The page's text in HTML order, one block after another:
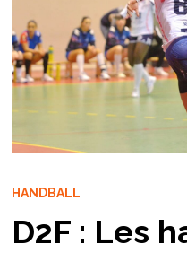
HANDBALL
D2F : Les